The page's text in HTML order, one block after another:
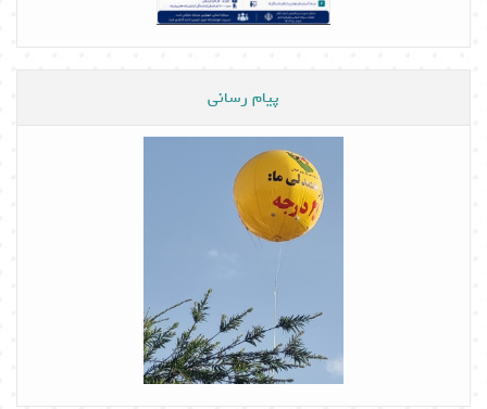
پیام رسانی